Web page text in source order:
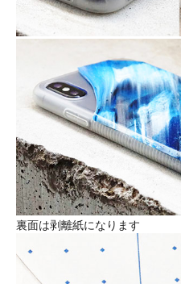
裏面は剥離紙になります